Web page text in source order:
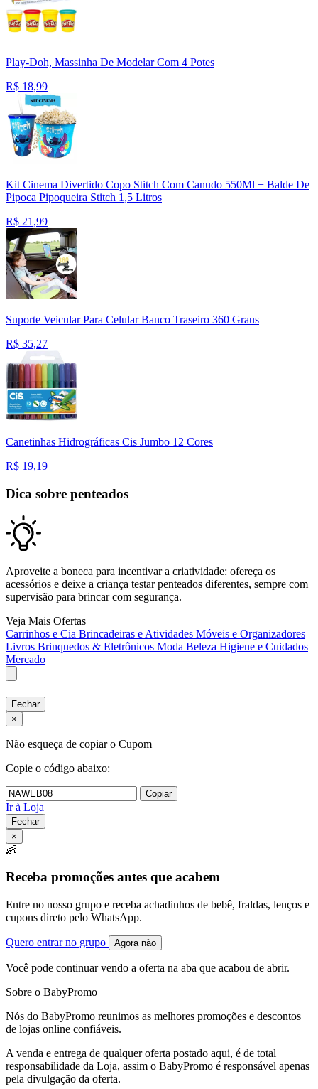
Play-Doh, Massinha De Modelar Com 4 Potes
R$ 18,99
Kit Cinema Divertido Copo Stitch Com Canudo 550Ml + Balde De
Pipoca Pipoqueira Stitch 1,5 Litros
R$ 21,99
Suporte Veicular Para Celular Banco Traseiro 360 Graus
R$ 35,27
Canetinhas Hidrográficas Cis Jumbo 12 Cores
R$ 19,19
Dica sobre penteados
Aproveite a boneca para incentivar a criatividade: ofereça os
acessórios e deixe a criança testar penteados diferentes, sempre com
supervisão para brincar com segurança.
Veja Mais Ofertas
Carrinhos e Cia Brincadeiras e Atividades Móveis e Organizadores
Livros Brinquedos & Eletrônicos Moda Beleza Higiene e Cuidados
Mercado
Fechar
×
Não esqueça de copiar o Cupom
Copie o código abaixo:
Copiar
Ir à Loja
Fechar
×
👶
Receba promoções antes que acabem
Entre no nosso grupo e receba achadinhos de bebê, fraldas, lenços e
cupons direto pelo WhatsApp.
Quero entrar no grupo Agora não
Você pode continuar vendo a oferta na aba que acabou de abrir.
Sobre o BabyPromo
Nós do BabyPromo reunimos as melhores promoções e descontos
de lojas online confiáveis.
A venda e entrega de qualquer oferta postado aqui, é de total
responsabilidade da Loja, assim o BabyPromo é responsável apenas
pela divulgação da oferta.